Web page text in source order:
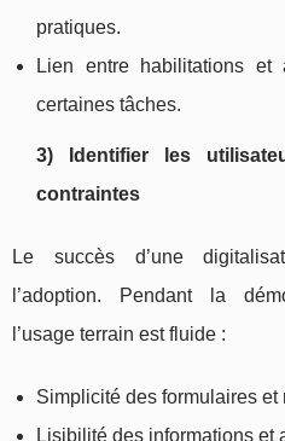
pratiques.
Lien entre habilitations et
certaines tâches.
3) Identifier les
contraintes
Le succès d’une
l’adoption. Pendant la
l’usage terrain est fluide :
Simplicité des formulaires et
Lisibilité des informations et